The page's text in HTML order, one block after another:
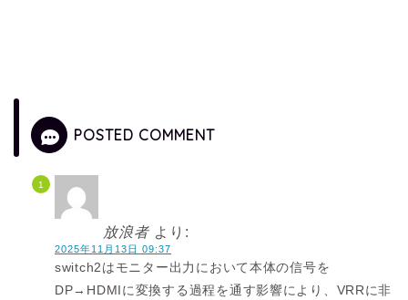
POSTED COMMENT
放浪者 より:
2025年11月13日 09:37
switch2はモニター出力において本体の信号を
DP→HDMIに変換する過程を通す影響により、VRRに非